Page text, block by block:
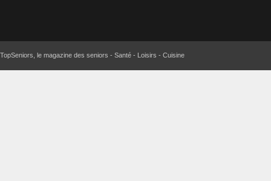
TopSeniors, le magazine des seniors - Santé - Loisirs - Cuisine